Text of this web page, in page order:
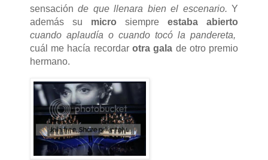
sensaciónde que llenara bien el escenario. Y
además su microsiempreestaba abierto
cuando aplaudía o cuando tocó la pandereta,
cuál me hacía recordarotra gala de otro premio
hermano.